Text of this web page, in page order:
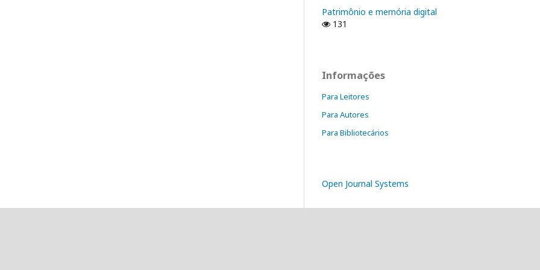
Patrimônio e memória digital
131
Informações
Para Leitores
Para Autores
Para Bibliotecários
Open Journal Systems